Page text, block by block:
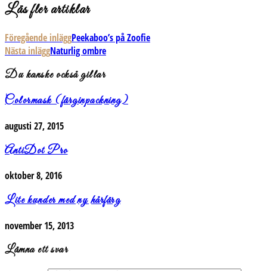
Läs fler artiklar
Föregående inläggPeekaboo’s på Zoofie
Nästa inläggNaturlig ombre
Du kanske också gillar
Colormask (färginpackning)
augusti 27, 2015
AntiDot Pro
oktober 8, 2016
Lite kunder med ny hårfärg
november 15, 2013
Lämna ett svar